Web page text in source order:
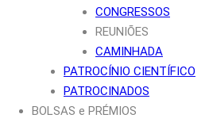
CONGRESSOS
REUNIÕES
CAMINHADA
PATROCÍNIO CIENTÍFICO
PATROCINADOS
BOLSAS e PRÉMIOS